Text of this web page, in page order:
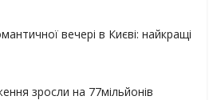
вечері в Києві: найкращі
зросли на 77мільйонів